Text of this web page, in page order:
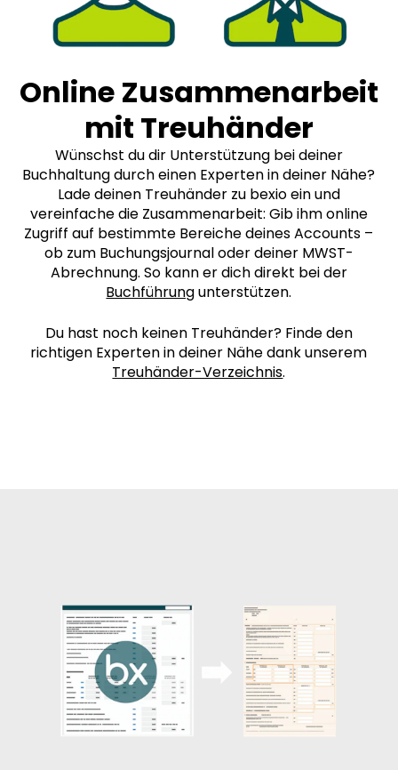
Online Zusammenarbeit
mit Treuhänder
Wünschst du dir Unterstützung bei deiner
Buchhaltung durch einen Experten in deiner Nähe?
Lade deinen Treuhänder zu bexio ein und
vereinfache die Zusammenarbeit: Gib ihm online
Zugriff auf bestimmte Bereiche deines Accounts –
ob zum Buchungsjournal oder deiner MWST-
Abrechnung. So kann er dich direkt bei der
Buchführungunterstützen.
Du hast noch keinen Treuhänder? Finde den
richtigen Experten in deiner Nähe dank unserem
Treuhänder-Verzeichnis.